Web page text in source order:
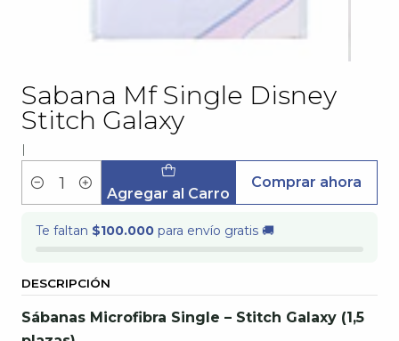
Sabana Mf Single Disney
Stitch Galaxy
|
Cantidad Agregar al Carro
Comprar ahora
Te faltan $100.000 para envío gratis 🚚
DESCRIPCIÓN
Sábanas Microfibra Single – Stitch Galaxy (1,5